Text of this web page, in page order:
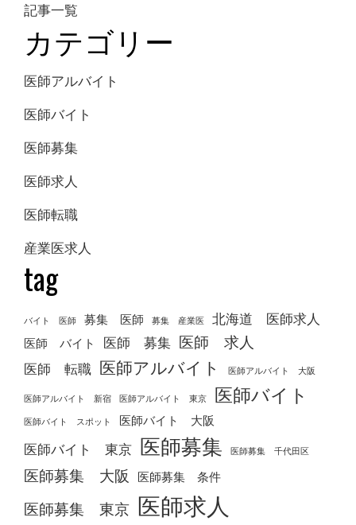
記事一覧
カテゴリー
医師アルバイト
医師バイト
医師募集
医師求人
医師転職
産業医求人
tag
バイト 医師 募集 医師 募集 産業医 北海道 医師求人
医師 バイト 医師 募集 医師 求人
医師 転職 医師アルバイト 医師アルバイト 大阪
医師アルバイト 新宿 医師アルバイト 東京 医師バイト
医師バイト スポット 医師バイト 大阪
医師バイト 東京 医師募集 医師募集 千代田区
医師募集 大阪 医師募集 条件
医師募集 東京 医師求人